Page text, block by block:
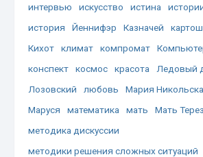
интервью
искусство истина
история
Йеннифэр Казначей
Кихот
климат компромат
конспект
космос красота Ледовый
Лозовский
любовь Мария
Маруся
математика мать Мать
методика дискуссии
методики решения сложных ситуаций